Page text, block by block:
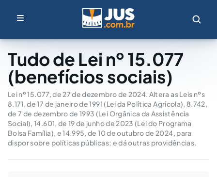
Tudo de Lei nº 15.077
(benefícios sociais)
Lei nº 15.077, de 27 de dezembro de 2024. Altera as Leis nºs
8.171, de 17 de janeiro de 1991 (Lei da Política Agrícola), 8.742,
de 7 de dezembro de 1993 (Lei Orgânica da Assistência
Social), 14.601, de 19 de junho de 2023 (Lei do Programa
Bolsa Família), e 14.995, de 10 de outubro de 2024, para
dispor sobre políticas públicas; e dá outras providências.